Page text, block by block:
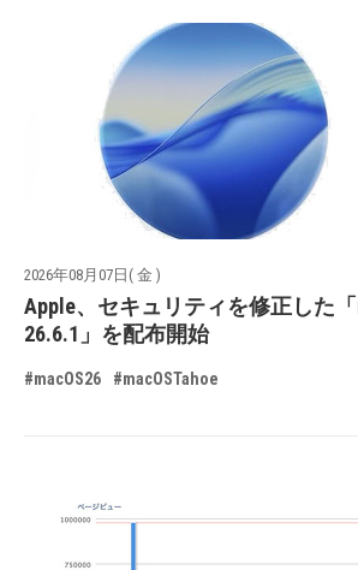
2026年08月07日( 金 )
Apple、セキュリティを修正した「
26.6.1」を配布開始
#macOS26 #macOSTahoe